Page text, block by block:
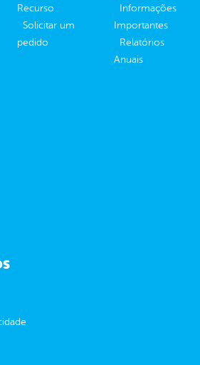
Recurso
Solicitar um
pedido
Informações
Importantes
Relatórios
Anuais